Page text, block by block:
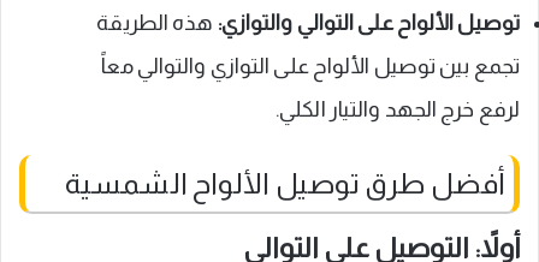
توصيل الألواح على التوالي والتوازي: هذه الطريقة
تجمع بين توصيل الألواح على التوازي والتوالي معاً
لرفع خرج الجهد والتيار الكلي.
أفضل طرق توصيل الألواح الشمسية
أولاً: التوصيل على التوالي